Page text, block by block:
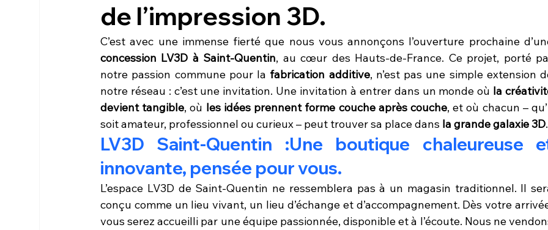
de l’impression 3D.
concession LV3D à Saint-Quentin, au cœur des Hauts-de-France. Ce projet, porté
notre passion commune pour la fabrication additive, n’est pas une simple extension
notre réseau : c’est une invitation. Une invitation à entrer dans un monde où la
devient tangible, où les idées prennent forme couche après couche, et où chacun –
soit amateur, professionnel ou curieux – peut trouver sa place dans la grande galaxie 3D.
LV3D Saint-Quentin :Une boutique chaleureuse
innovante, pensée pour vous.
L’espace LV3D de Saint-Quentin ne ressemblera pas à un magasin traditionnel. Il
conçu comme un lieu vivant, un lieu d’échange et d’accompagnement. Dès votre
vous serez accueilli par une équipe passionnée, disponible et à l’écoute. Nous ne